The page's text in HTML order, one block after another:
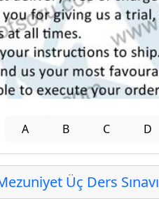
A B C D
Üç Ders Sınavı